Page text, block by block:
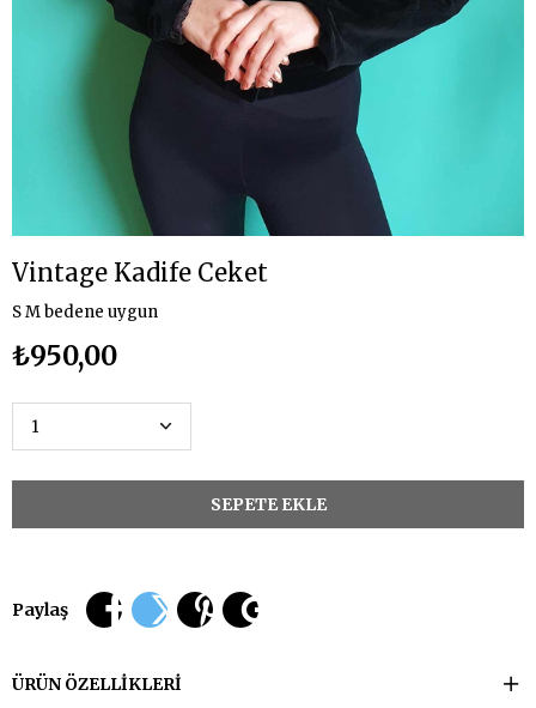
Vintage Kadife Ceket
S M bedene uygun
₺950,00
Paylaş
ÜRÜN ÖZELLIKLERI